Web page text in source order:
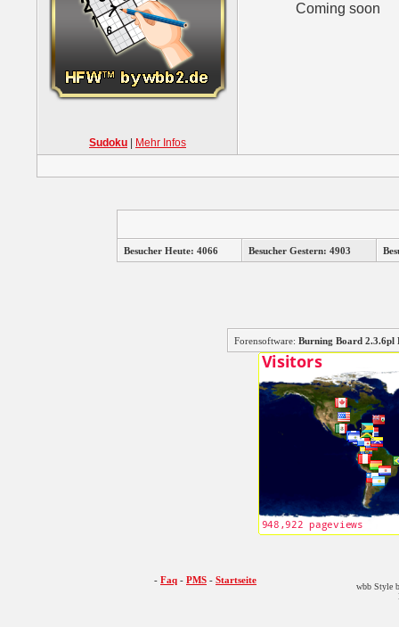
Sudoku Mehr Infos
Coming soon
Besucher Heute: 4066 Besucher Gestern: 4903
Forensoftware: Burning Board
- Faq - PMS - Startseite
wbb Style